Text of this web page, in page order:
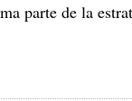
parte de la